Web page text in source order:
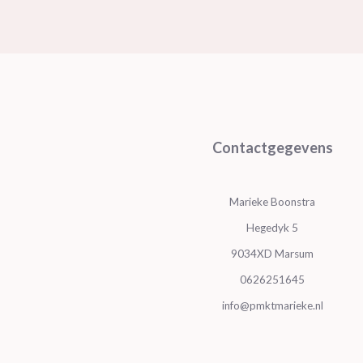
Contactgegevens
Marieke Boonstra
Hegedyk 5
9034XD Marsum
0626251645
info@pmktmarieke.nl